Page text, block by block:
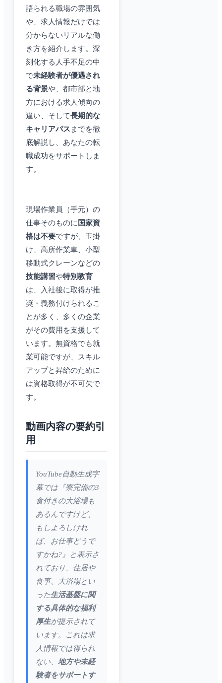
語られる職場の雰囲気
や、求人情報だけでは
分からないリアルな働
き方を紹介します。深
刻化する人手不足の中
で未経験者が優遇され
る背景や、都市部と地
方における求人傾向の
違い、そして長期的な
キャリアパス までを徹
底解説し、あなたの転
職成功をサポートしま
す。
現場作業員（手元）の
仕事そのものに 国家資
格は不要ですが、玉掛
け、高所作業車、小型
移動式クレーンなどの
技能講習や特別教育
は、入社後に取得が推
奨・義務付けられるこ
とが多く、多くの企業
がその費用を支援して
います。無資格でも就
業可能ですが、スキル
アップと昇給のために
は資格取得が不可欠で
す。
動画内容の要約引
用
YouTube自動生成字
幕では『寮完備の3
食付きの大浴場も
あるんですけど、
もしよろしけれ
ば、お仕事どうで
すかね?』と表示さ
れており、住居や
食事、大浴場とい
った生活基盤に関
する具体的な福利
厚生が提示されて
います。これは求
人情報では得られ
ない、 地方や未経
験者をサポートす